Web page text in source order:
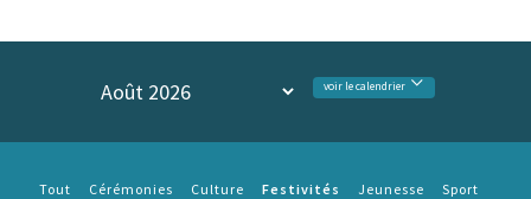
voir le calendrier
Tout Cérémonies Culture Festivités Jeunesse
Sport